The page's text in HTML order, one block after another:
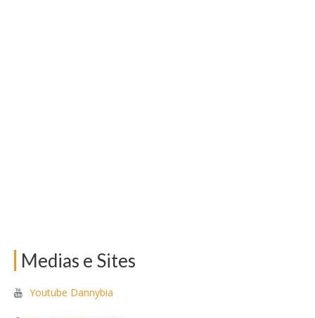
Medias e Sites
Youtube Dannybia